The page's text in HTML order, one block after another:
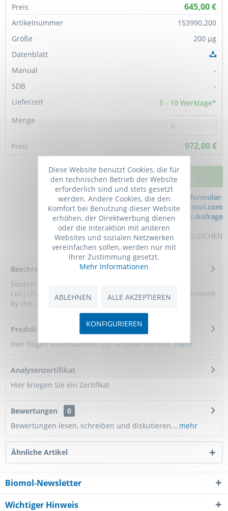
645,00 €
153990.200
200 µg
-
-
5 - 10 Werktage*
972,00 €
IN DEN WARENKORB
Bei Fragen nutzen Sie gerne unserKontaktformular.
Bestellen Sie auch per E-Mail:info@biomol.com
Größere Menge gewünscht?
Bulk-Anfrage
VERGLEICHEN
MERKEN BEWERTEN
Beschreibung
Source:|Recombinant Human from E.
coli||Purity:|>95%||Endotoxin:|1.0EU per 1ug (determined
by the...
mehr
Produktreferenzen
Hier folgen Informationen zur Produktreferenz.mehr
Analysenzertifikat
Hier kriegen Sie ein Zertifikat
Bewertungen
0
Bewertungen lesen, schreiben und diskutieren... mehr
Ähnliche Artikel
Biomol-Newsletter
Wichtiger Hinweis
Diese Website benutzt Cookies, die für
den technischen Betrieb der Website
erforderlich sind und stets gesetzt
werden. Andere Cookies, die den
Komfort bei Benutzung dieser Website
erhöhen, der Direktwerbung dienen
oder die Interaktion mit anderen
Websites und sozialen Netzwerken
vereinfachen sollen, werden nur mit
Ihrer Zustimmung gesetzt.
Mehr Informationen
ABLEHNEN ALLE AKZEPTIEREN
KONFIGURIEREN